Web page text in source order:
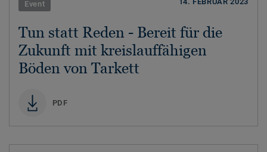
Event
Tun statt Reden - Bereit für die
Zukunft mit kreislauffähigen
Böden von Tarkett
PDF